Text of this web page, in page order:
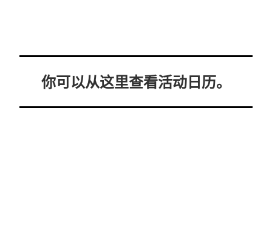
你可以从这里查看活动日历。